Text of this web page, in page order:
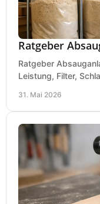
Ratgeber
Ratgeber
Leistung, Filter,
31. Mai 2026